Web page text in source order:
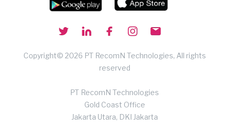
Copyright© 2026 PT RecomN Technologies, All rights
reserved
PT RecomN Technologies
Gold Coast Office
Jakarta Utara, DKI Jakarta